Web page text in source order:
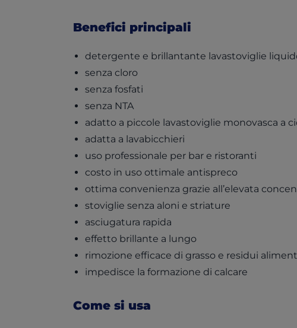
Benefici principali
detergente e brillantante lavastoviglie
senza cloro
senza fosfati
senza NTA
adatto a piccole lavastoviglie monovasca a
adatta a lavabicchieri
uso professionale per bar e ristoranti
costo in uso ottimale antispreco
ottima convenienza grazie all’elevata
stoviglie senza aloni e striature
asciugatura rapida
effetto brillante a lungo
rimozione efficace di grasso e residui
impedisce la formazione di calcare
Come si usa